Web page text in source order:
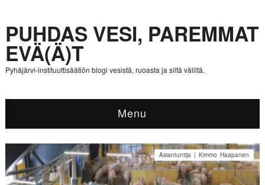
PUHDAS VESI, PAREMMAT
EVÄ(Ä)T
Pyhäjärvi-instituuttisäätiön blogi vesistä, ruoasta ja siltä väliltä.
Menu
Asiantuntija | Kimmo Haapanen